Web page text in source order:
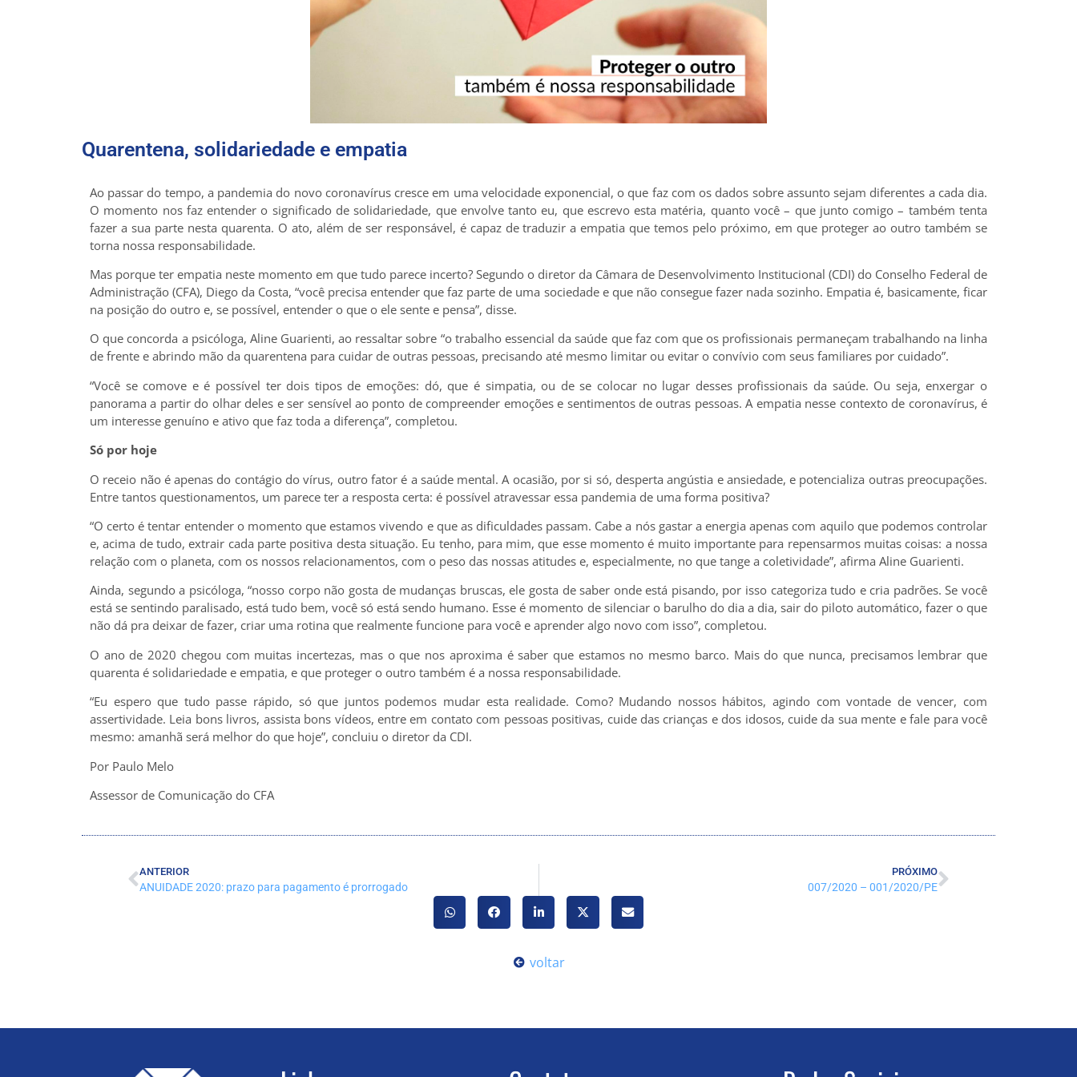
Quarentena, solidariedade e empatia
Ao passar do tempo, a pandemia do novo coronavírus cresce em uma velocidade exponencial, o que faz com os dados sobre assunto sejam diferentes a cada dia.
O momento nos faz entender o significado de solidariedade, que envolve tanto eu, que escrevo esta matéria, quanto você – que junto comigo – também tenta
fazer a sua parte nesta quarenta. O ato, além de ser responsável, é capaz de traduzir a empatia que temos pelo próximo, em que proteger ao outro também se
torna nossa responsabilidade.
Mas porque ter empatia neste momento em que tudo parece incerto? Segundo o diretor da Câmara de Desenvolvimento Institucional (CDI) do Conselho Federal de
Administração (CFA), Diego da Costa, “você precisa entender que faz parte de uma sociedade e que não consegue fazer nada sozinho. Empatia é, basicamente, ficar
na posição do outro e, se possível, entender o que o ele sente e pensa”, disse.
O que concorda a psicóloga, Aline Guarienti, ao ressaltar sobre “o trabalho essencial da saúde que faz com que os profissionais permaneçam trabalhando na linha
de frente e abrindo mão da quarentena para cuidar de outras pessoas, precisando até mesmo limitar ou evitar o convívio com seus familiares por cuidado”.
“Você se comove e é possível ter dois tipos de emoções: dó, que é simpatia, ou de se colocar no lugar desses profissionais da saúde. Ou seja, enxergar o
panorama a partir do olhar deles e ser sensível ao ponto de compreender emoções e sentimentos de outras pessoas. A empatia nesse contexto de coronavírus, é
um interesse genuíno e ativo que faz toda a diferença”, completou.
Só por hoje
O receio não é apenas do contágio do vírus, outro fator é a saúde mental. A ocasião, por si só, desperta angústia e ansiedade, e potencializa outras preocupações.
Entre tantos questionamentos, um parece ter a resposta certa: é possível atravessar essa pandemia de uma forma positiva?
“O certo é tentar entender o momento que estamos vivendo e que as dificuldades passam. Cabe a nós gastar a energia apenas com aquilo que podemos controlar
e, acima de tudo, extrair cada parte positiva desta situação. Eu tenho, para mim, que esse momento é muito importante para repensarmos muitas coisas: a nossa
relação com o planeta, com os nossos relacionamentos, com o peso das nossas atitudes e, especialmente, no que tange a coletividade”, afirma Aline Guarienti.
Ainda, segundo a psicóloga, “nosso corpo não gosta de mudanças bruscas, ele gosta de saber onde está pisando, por isso categoriza tudo e cria padrões. Se você
está se sentindo paralisado, está tudo bem, você só está sendo humano. Esse é momento de silenciar o barulho do dia a dia, sair do piloto automático, fazer o que
não dá pra deixar de fazer, criar uma rotina que realmente funcione para você e aprender algo novo com isso”, completou.
O ano de 2020 chegou com muitas incertezas, mas o que nos aproxima é saber que estamos no mesmo barco. Mais do que nunca, precisamos lembrar que
quarenta é solidariedade e empatia, e que proteger o outro também é a nossa responsabilidade.
“Eu espero que tudo passe rápido, só que juntos podemos mudar esta realidade. Como? Mudando nossos hábitos, agindo com vontade de vencer, com
assertividade. Leia bons livros, assista bons vídeos, entre em contato com pessoas positivas, cuide das crianças e dos idosos, cuide da sua mente e fale para você
mesmo: amanhã será melhor do que hoje”, concluiu o diretor da CDI.
Por Paulo Melo
Assessor de Comunicação do CFA
ANTERIOR
ANUIDADE 2020: prazo para pagamento é prorrogado
PRÓXIMO
007/2020 – 001/2020/PE
voltar